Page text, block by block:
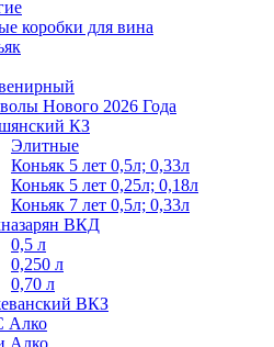
коробки для вина
Нового 2026 Года
КЗ
Элитные
Коньяк 5 лет 0,5л; 0,33л
Коньяк 5 лет 0,25л; 0,18л
Коньяк 7 лет 0,5л; 0,33л
ВКД
0,5 л
0,250 л
0,70 л
ВКЗ
Алко
Алко